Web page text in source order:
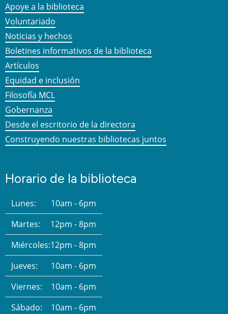
Apoye a la biblioteca
Voluntariado
Noticias y hechos
Boletines informativos de la biblioteca
Artículos
Equidad e inclusión
Filosofía MCL
Gobernanza
Desde el escritorio de la directora
Construyendo nuestras bibliotecas juntos
Horario de la biblioteca
Lunes:
10am - 6pm
Martes:
12pm - 8pm
Miércoles:12pm - 8pm
Jueves:
10am - 6pm
Viernes:
10am - 6pm
Sábado:
10am - 6pm